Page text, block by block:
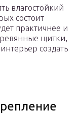
влагостойкий
состоит
практичнее и
щитки,
создать